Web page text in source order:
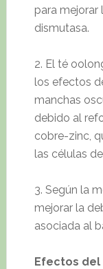
para
dismutasa.
2. El té
los efectos
manchas
debido al
cobre-zinc,
las células
3. Según la
mejorar la
asociada al
Efectos